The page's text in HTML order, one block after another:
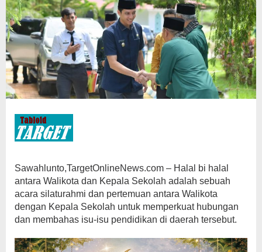
Sawahlunto,TargetOnlineNews.com – Halal bi halal
antara Walikota dan Kepala Sekolah adalah sebuah
acara silaturahmi dan pertemuan antara Walikota
dengan Kepala Sekolah untuk memperkuat hubungan
dan membahas isu-isu pendidikan di daerah tersebut.